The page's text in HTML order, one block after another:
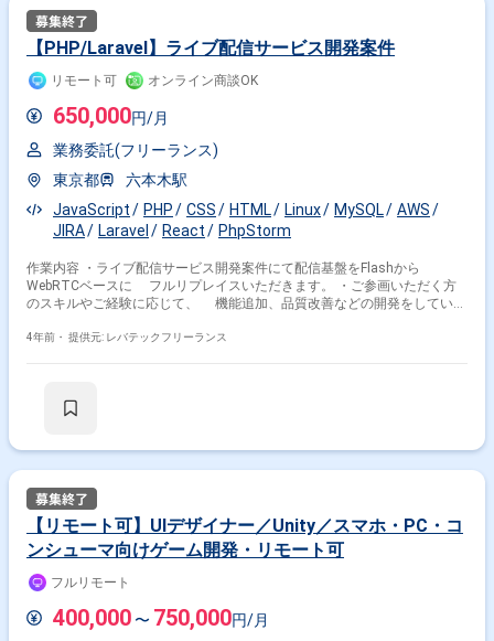
【PHP/Laravel】ライブ配信サービス開発案件
リモート可 オンライン商談OK
650,000円/月
業務委託(フリーランス)
東京都
六本木駅
JavaScript
PHP CSS HTML Linux MySQL
AWS
JIRA
Laravel React PhpStorm
作業内容 ・ライブ配信サービス開発案件にて配信基盤をFlashから
WebRTCベースに フルリプレイスいただきます。 ・ご参画いただく方
のスキルやご経験に応じて、 機能追加、品質改善などの開発をしていた
改善に努めていただきます。
4年前・ 提供元: レバテックフリーランス
【リモート可】UIデザイナー／Unity／スマホ・PC・コ
ンシューマ向けゲーム開発・リモート可
フルリモート
400,000 〜 750,000円/月